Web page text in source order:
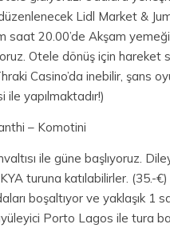
Lidl Market &
saat 20.00’de Akşam
Otele dönüş için hareket
Casino’da inebilir, şans
ile yapılmaktadır!)
– Komotini
ile güne başlıyoruz.
turuna katılabilirler. (35.-€)
boşaltıyor ve yaklaşık 1
Porto Lagos ile tura